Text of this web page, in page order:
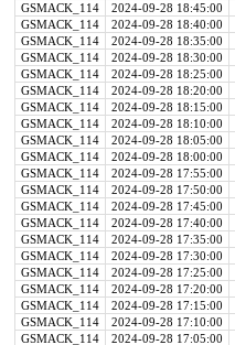
GSMACK_114
2024-09-28 18:45:00
GSMACK_114
2024-09-28 18:40:00
GSMACK_114
2024-09-28 18:35:00
GSMACK_114
2024-09-28 18:30:00
GSMACK_114
2024-09-28 18:25:00
GSMACK_114
2024-09-28 18:20:00
GSMACK_114
2024-09-28 18:15:00
GSMACK_114
2024-09-28 18:10:00
GSMACK_114
2024-09-28 18:05:00
GSMACK_114
2024-09-28 18:00:00
GSMACK_114
2024-09-28 17:55:00
GSMACK_114
2024-09-28 17:50:00
GSMACK_114
2024-09-28 17:45:00
GSMACK_114
2024-09-28 17:40:00
GSMACK_114
2024-09-28 17:35:00
GSMACK_114
2024-09-28 17:30:00
GSMACK_114
2024-09-28 17:25:00
GSMACK_114
2024-09-28 17:20:00
GSMACK_114
2024-09-28 17:15:00
GSMACK_114
2024-09-28 17:10:00
GSMACK_114
2024-09-28 17:05:00